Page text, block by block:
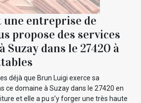
entreprise de
propose des services
Suzay dans le 27420 à
déjà que Brun Luigi exerce sa
ce domaine à Suzay dans le 27420 en
et elle a pu s’y forger une très haute